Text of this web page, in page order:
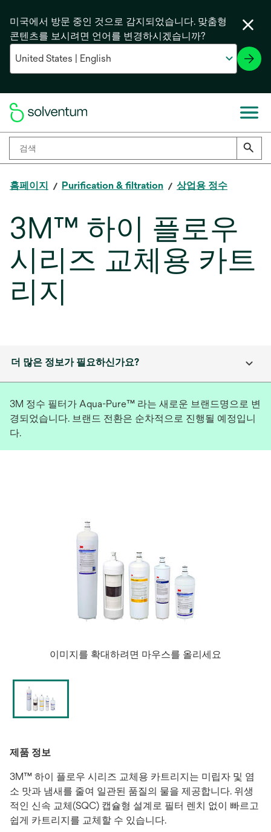
미국에서 방문 중인 것으로 감지되었습니다. 맞춤형
콘텐츠를 보시려면 언어를 변경하시겠습니까?
홈페이지 Purification & filtration 상업용 정수
3M™ 하이 플로우
시리즈 교체용 카트
리지
더 많은 정보가 필요하신가요?
3M 정수 필터가 Aqua-Pure™ 라는 새로운 브랜드명으로 변
경되었습니다. 브랜드 전환은 순차적으로 진행될 예정입니
다.
이미지를 확대하려면 마우스를 올리세요
제품 정보
3M™ 하이 플로우 시리즈 교체용 카트리지는 미립자 및 염
소 맛과 냄새를 줄여 일관된 품질의 물을 제공합니다. 위생
적인 신속 교체(SQC) 캡슐형 설계로 필터 렌치 없이 빠르고
쉽게 카트리지를 교체할 수 있습니다.